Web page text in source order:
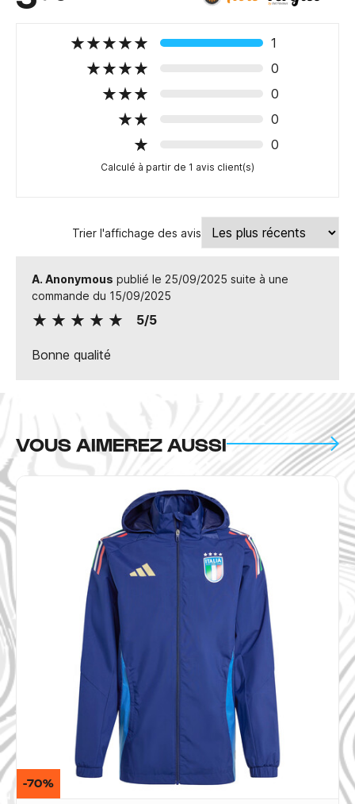
1
0
0
0
0
Calculé à partir de 1 avis client(s)
Trier l'affichage des avis
A. Anonymous publié le 25/09/2025 suite à une
commande du 15/09/2025
5/5
Bonne qualité
VOUS AIMEREZ AUSSI
-70%